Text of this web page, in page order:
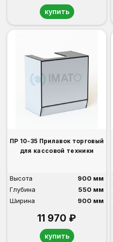
купить
ПР 10-35 Прилавок торговый
для кассовой техники
Высота
900 мм
Глубина
550 мм
Ширина
900 мм
11 970 ₽
купить